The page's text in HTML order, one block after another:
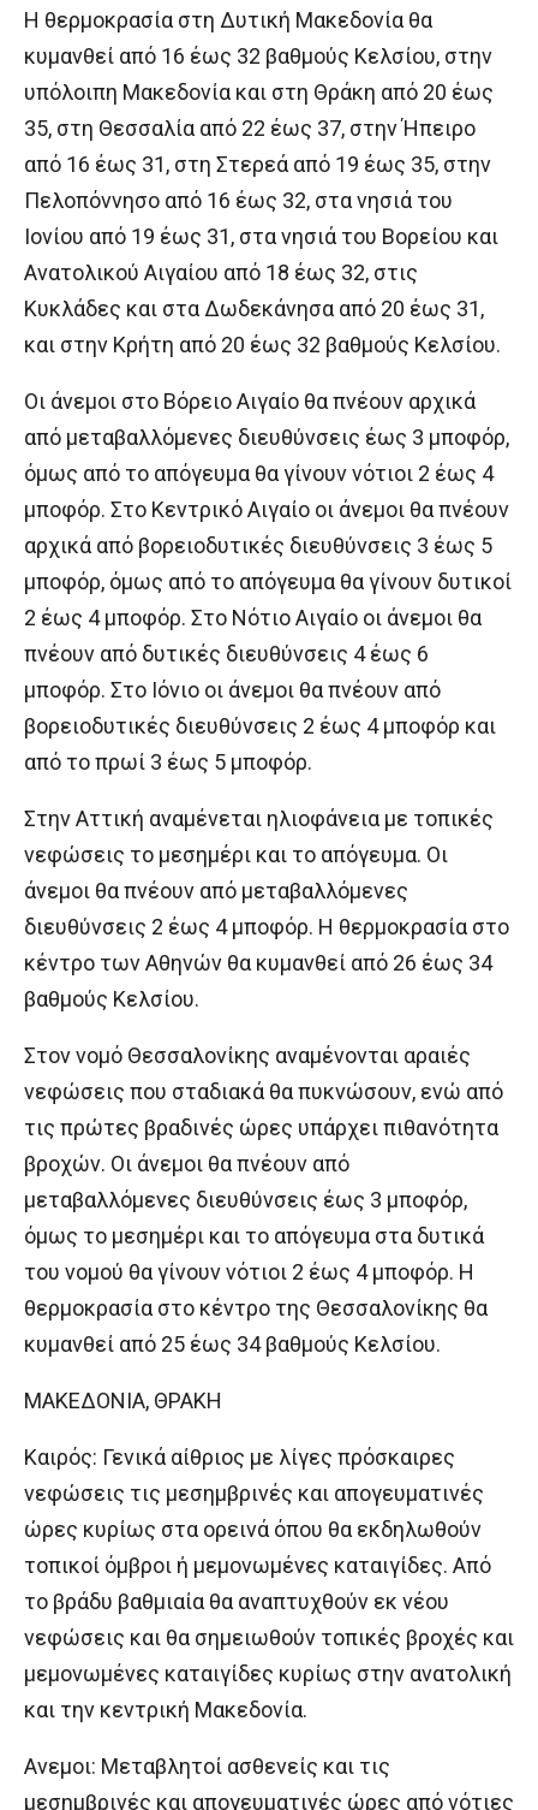
Η θερμοκρασία στη Δυτική Μακεδονία θα
κυμανθεί από 16 έως 32 βαθμούς Κελσίου, στην
υπόλοιπη Μακεδονία και στη Θράκη από 20 έως
35, στη Θεσσαλία από 22 έως 37, στην Ήπειρο
από 16 έως 31, στη Στερεά από 19 έως 35, στην
Πελοπόννησο από 16 έως 32, στα νησιά του
Ιονίου από 19 έως 31, στα νησιά του Βορείου και
Ανατολικού Αιγαίου από 18 έως 32, στις
Κυκλάδες και στα Δωδεκάνησα από 20 έως 31,
και στην Κρήτη από 20 έως 32 βαθμούς Κελσίου.
Οι άνεμοι στο Βόρειο Αιγαίο θα πνέουν αρχικά
από μεταβαλλόμενες διευθύνσεις έως 3 μποφόρ,
όμως από το απόγευμα θα γίνουν νότιοι 2 έως 4
μποφόρ. Στο Κεντρικό Αιγαίο οι άνεμοι θα πνέουν
αρχικά από βορειοδυτικές διευθύνσεις 3 έως 5
μποφόρ, όμως από το απόγευμα θα γίνουν δυτικοί
2 έως 4 μποφόρ. Στο Νότιο Αιγαίο οι άνεμοι θα
πνέουν από δυτικές διευθύνσεις 4 έως 6
μποφόρ. Στο Ιόνιο οι άνεμοι θα πνέουν από
βορειοδυτικές διευθύνσεις 2 έως 4 μποφόρ και
από το πρωί 3 έως 5 μποφόρ.
Στην Αττική αναμένεται ηλιοφάνεια με τοπικές
νεφώσεις το μεσημέρι και το απόγευμα. Οι
άνεμοι θα πνέουν από μεταβαλλόμενες
διευθύνσεις 2 έως 4 μποφόρ. Η θερμοκρασία στο
κέντρο των Αθηνών θα κυμανθεί από 26 έως 34
βαθμούς Κελσίου.
Στον νομό Θεσσαλονίκης αναμένονται αραιές
νεφώσεις που σταδιακά θα πυκνώσουν, ενώ από
τις πρώτες βραδινές ώρες υπάρχει πιθανότητα
βροχών. Οι άνεμοι θα πνέουν από
μεταβαλλόμενες διευθύνσεις έως 3 μποφόρ,
όμως το μεσημέρι και το απόγευμα στα δυτικά
του νομού θα γίνουν νότιοι 2 έως 4 μποφόρ. Η
θερμοκρασία στο κέντρο της Θεσσαλονίκης θα
κυμανθεί από 25 έως 34 βαθμούς Κελσίου.
ΜΑΚΕΔΟΝΙΑ, ΘΡΑΚΗ
Καιρός: Γενικά αίθριος με λίγες πρόσκαιρες
νεφώσεις τις μεσημβρινές και απογευματινές
ώρες κυρίως στα ορεινά όπου θα εκδηλωθούν
τοπικοί όμβροι ή μεμονωμένες καταιγίδες. Από
το βράδυ βαθμιαία θα αναπτυχθούν εκ νέου
νεφώσεις και θα σημειωθούν τοπικές βροχές και
μεμονωμένες καταιγίδες κυρίως στην ανατολική
και την κεντρική Μακεδονία.
Ανεμοι: Μεταβλητοί ασθενείς και τις
μεσημβρινές και απογευματινές ώρες από νότιες